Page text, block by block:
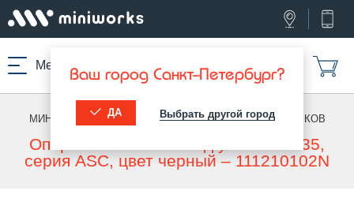
Меню Ваш город Санкт-Петербург?
ДА Выбрать другой город
МИНИВОРКС ПРО ОПОРЫ ДЛЯ УГОЛКОВ /ДЛЯ УГОЛКОВ
Опора пластиковая под уголок 35х35,
серия ASC, цвет черный – 111210102N